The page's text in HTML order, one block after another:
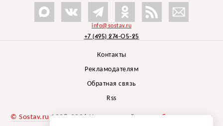
info@sostav.ru
+7 (495) 274-05-25
Контакты
Рекламодателям
Обратная связь
Rss
© Sostav.ru 1998-2026 Независимый проектбрендингового